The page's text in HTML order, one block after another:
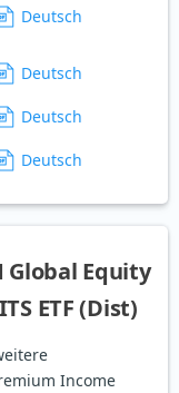
Deutsch
Deutsch
Deutsch
Deutsch
Global Equity
ETF (Dist)
Income